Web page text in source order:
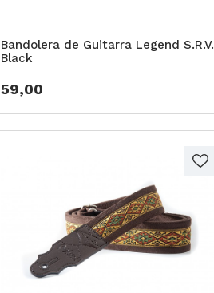
Bandolera de Guitarra Legend S.R.V.
Black
59,00